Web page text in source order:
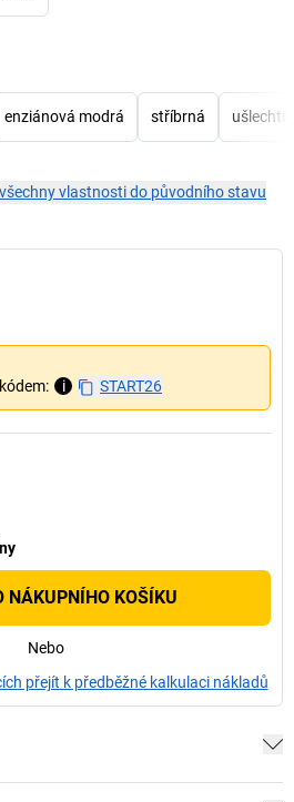
enziánová modrá stříbrná
vlastnosti do původního stavu
i START26
NÁKUPNÍHO KOŠÍKU
Nebo
přejít k předběžné kalkulaci nákladů